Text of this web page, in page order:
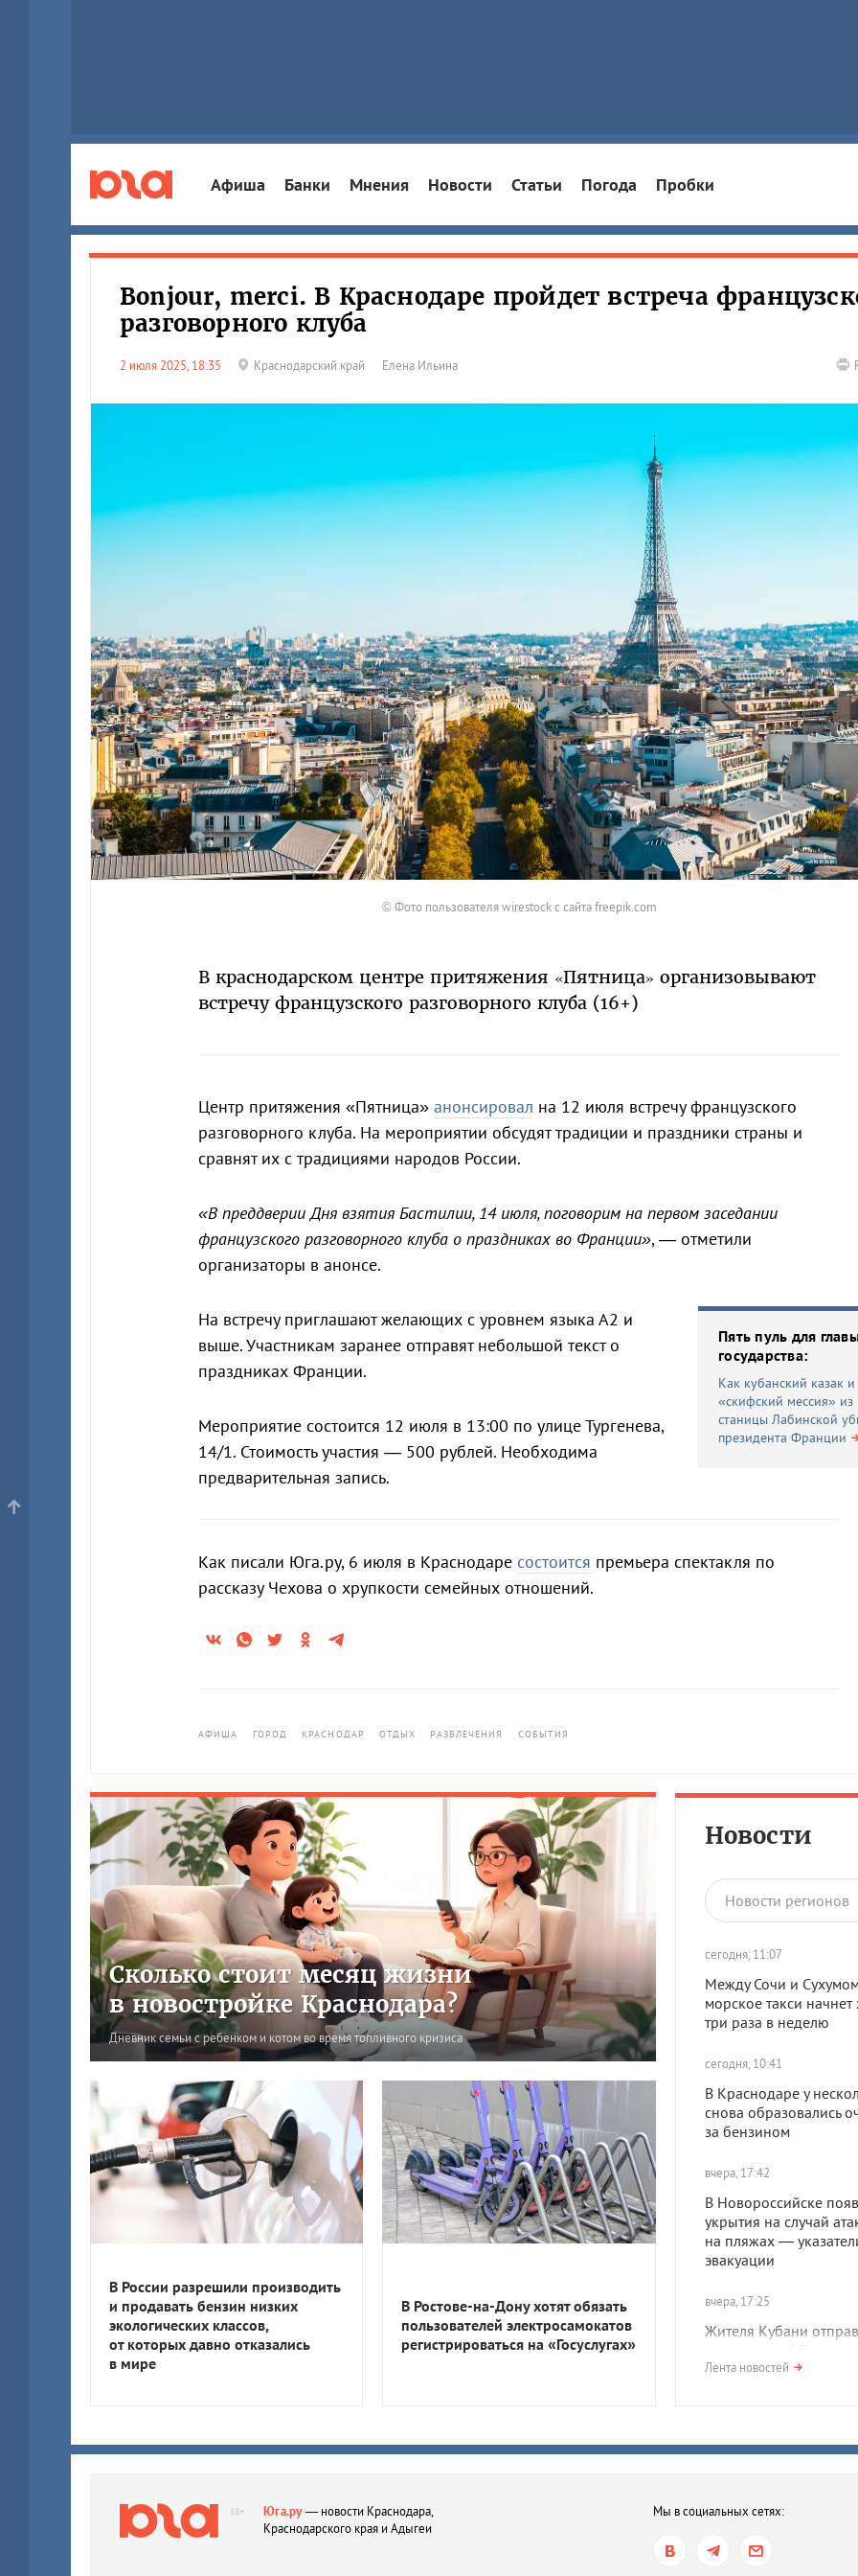
Афиша Банки Мнения Новости Статьи Погода Пробки
Bonjour, merci. В Краснодаре пройдет встреча
разговорного клуба
2 июля 2025, 18:35 Краснодарский край Елена Ильина
© Фото пользователя wirestock с сайта freepik.com
В краснодарском центре притяжения «Пятница» организовывают
встречу французского разговорного клуба (16+)
Центр притяжения «Пятница» анонсировал на 12 июля встречу французского
разговорного клуба. На мероприятии обсудят традиции и праздники страны и
сравнят их с традициями народов России.
«В преддверии Дня взятия Бастилии, 14 июля, поговорим на первом заседании
французского разговорного клуба о праздниках во Франции», — отметили
организаторы в анонсе.
Пять пуль для
государства:
Как кубанский казак и
«скифский мессия» из
станицы Лабинской
президента Франции
На встречу приглашают желающих с уровнем языка А2 и
выше. Участникам заранее отправят небольшой текст о
праздниках Франции.
Мероприятие состоится 12 июля в 13:00 по улице Тургенева,
14/1. Стоимость участия — 500 рублей. Необходима
предварительная запись.
Как писали Юга.ру, 6 июля в Краснодаре состоится премьера спектакля по
рассказу Чехова о хрупкости семейных отношений.
АФИША ГОРОД КРАСНОДАР ОТДЫХ РАЗВЛЕЧЕНИЯ СОБЫТИЯ
Новости
Новости регионов
сегодня, 11:07
Между Сочи и
морское такси начнет
три раза в неделю
сегодня, 10:41
В Краснодаре у
снова образовались
за бензином
вчера, 17:42
В Новороссийске
укрытия на случай
на пляжах —
эвакуации
вчера, 17:25
Жителя Кубани
колонию на 15 лет за
развратные действия
В России разрешили
классов, от которых
Лента новостей
Сколько стоит месяц жизни
в новостройке Краснодара?
Дневник семьи с ребенком и котом во время топливного кризиса
В России разрешили производить
и продавать бензин низких
экологических классов,
от которых давно отказались
в мире
В Ростове-на-Дону хотят обязать
пользователей электросамокатов
регистрироваться на «Госуслугах»
18+ Юга.ру— новости Краснодара,
Краснодарского края и Адыгеи
Мы в социальных сетях: